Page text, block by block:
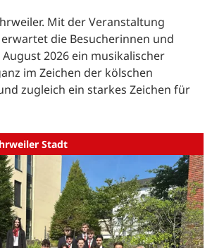
Mit der Veranstaltung
erwartet die Besucherinnen und
August 2026 ein musikalischer
im Zeichen der kölschen
zugleich ein starkes Zeichen für
Stadt